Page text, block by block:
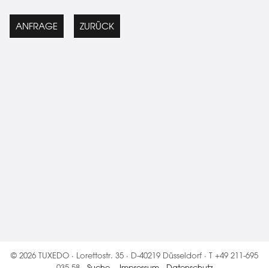
ANFRAGE ZURÜCK
© 2026 TUXEDO · Lorettostr. 35 · D-40219 Düsseldorf · T +49 211-695